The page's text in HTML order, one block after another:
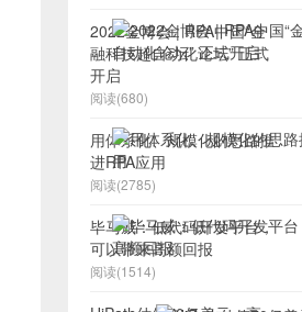
2022金博会 | RPA中国“金
融科技超自动化论坛” 正式
开启
阅读(680)
用体系化、规模化的思路推
进RPA应用
阅读(2785)
毕马威：低代码开发平台，
可以带来高额回报
阅读(1514)